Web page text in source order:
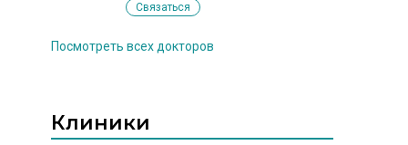
Связаться
Посмотреть всех докторов
Клиники